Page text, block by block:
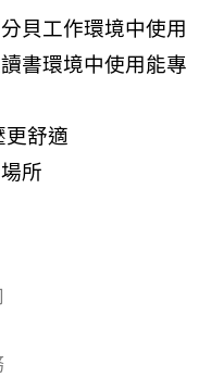
貝工作環境中使用
書環境中使用能專
更舒適
所